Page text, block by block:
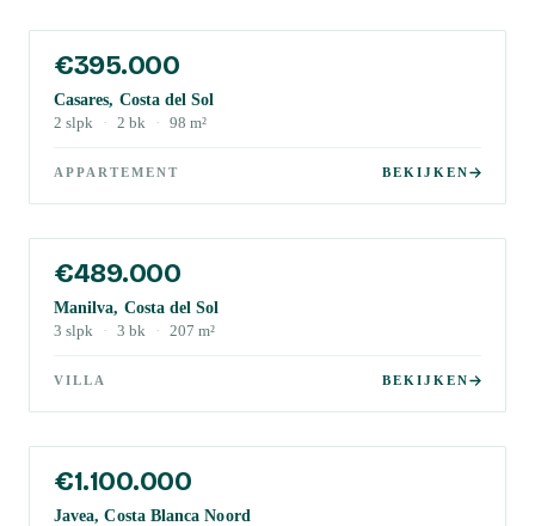
€395.000
Casares, Costa del Sol
2 slpk · 2 bk · 98 m²
APPARTEMENT BEKIJKEN
€489.000
Manilva, Costa del Sol
3 slpk · 3 bk · 207 m²
VILLA BEKIJKEN
€1.100.000
Javea, Costa Blanca Noord